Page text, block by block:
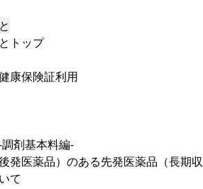
トップ
康保険証利用
剤基本料編-
発医薬品）のある先発医薬品（長期収
て